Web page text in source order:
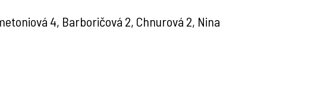
4, Barboričová 2, Chnurová 2, Nina